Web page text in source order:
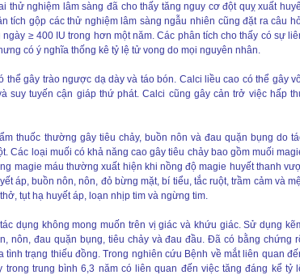
thử nghiệm lâm sàng đã cho thấy tăng nguy cơ đột quỵ xuất
tích gộp các thử nghiệm lâm sàng ngẫu nhiên cũng đặt ra câu
≥ 400 IU trong hơn một năm. Các phân tích cho thấy có sự
có ý nghĩa thống kê tỷ lệ tử vong do mọi nguyên nhân.
gây trào ngược dạ dày và táo bón. Calci liều cao có thể gây
suy tuyến cận giáp thứ phát. Calci cũng gây cản trở việc hấp
thuốc thường gây tiêu chảy, buồn nôn và đau quặn bụng do
Các loại muối có khả năng cao gây tiêu chảy bao gồm muối
magie máu thường xuất hiện khi nồng độ magie huyết thanh
áp, buồn nôn, nôn, đỏ bừng mặt, bí tiểu, tắc ruột, trầm cảm và
tụt hạ huyết áp, loạn nhịp tim và ngừng tim.
dụng không mong muốn trên vị giác và khứu giác. Sử dụng
nôn, đau quặn bụng, tiêu chảy và đau đầu. Đã có bằng chứng
trạng thiếu đồng. Trong nghiên cứu Bệnh về mắt liên quan
trung bình 6,3 năm có liên quan đến việc tăng đáng kể tỷ